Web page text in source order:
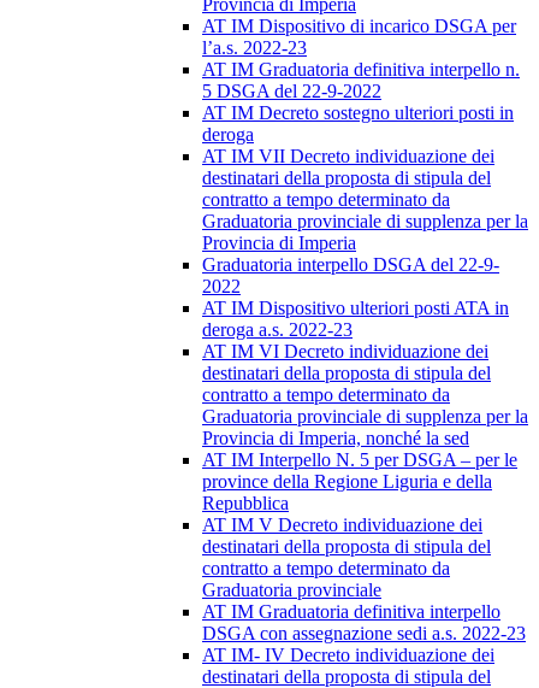
Provincia di Imperia
AT IM Dispositivo di incarico DSGA per
l’a.s. 2022-23
AT IM Graduatoria definitiva interpello n.
5 DSGA del 22-9-2022
AT IM Decreto sostegno ulteriori posti in
deroga
AT IM VII Decreto individuazione dei
destinatari della proposta di stipula del
contratto a tempo determinato da
Graduatoria provinciale di supplenza per la
Provincia di Imperia
Graduatoria interpello DSGA del 22-9-
2022
AT IM Dispositivo ulteriori posti ATA in
deroga a.s. 2022-23
AT IM VI Decreto individuazione dei
destinatari della proposta di stipula del
contratto a tempo determinato da
Graduatoria provinciale di supplenza per la
Provincia di Imperia, nonché la sed
AT IM Interpello N. 5 per DSGA – per le
province della Regione Liguria e della
Repubblica
AT IM V Decreto individuazione dei
destinatari della proposta di stipula del
contratto a tempo determinato da
Graduatoria provinciale
AT IM Graduatoria definitiva interpello
DSGA con assegnazione sedi a.s. 2022-23
AT IM- IV Decreto individuazione dei
destinatari della proposta di stipula del